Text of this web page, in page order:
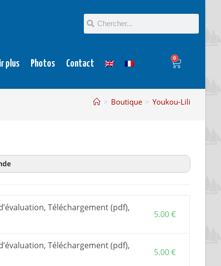
plus Photos Contact
0
> Boutique > Youkou-Lili
construction, est le document de base pour
inclut une assistance par email ou téléphone.
on peut aussi acheter destracés vraie
ou un
kit de contreplaqué en découpe
Téléchargement (pdf),
5.00€
Téléchargement (pdf),
5.00€